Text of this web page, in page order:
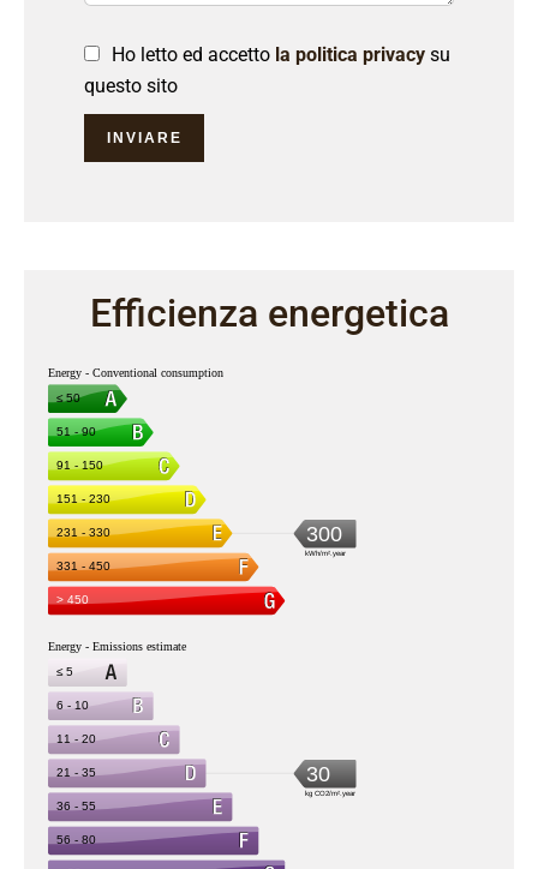
Ho letto ed accetto la politica privacy su
questo sito
INVIARE
Efficienza energetica